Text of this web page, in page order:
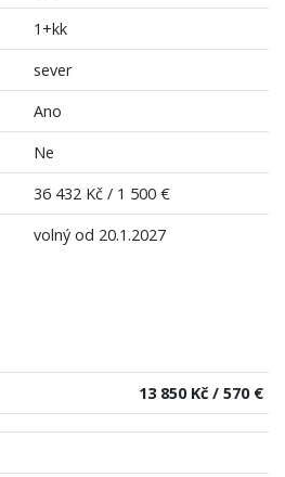
1+kk
sever
Ano
Ne
36 432 Kč / 1 500 €
volný od 20.1.2027
13 850 Kč / 570 €